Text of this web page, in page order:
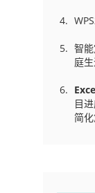
智
庭
目
简